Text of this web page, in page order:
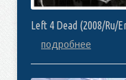
Left 4 Dead (2008/Ru/
подробнее